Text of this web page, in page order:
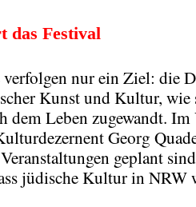
das Festival
nur ein Ziel: die
Kunst und Kultur, wie
dem Leben zugewandt.
Georg
geplant
jüdische Kultur in NRW